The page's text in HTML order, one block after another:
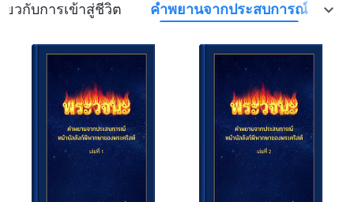
ยวกับการเข้าสู่ชีวิต คำพยานจากประสบการณ์